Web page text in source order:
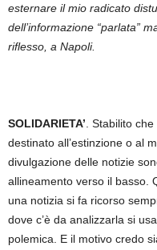
esternare il mio radicato
dell’informazione “parlata”
riflesso, a Napoli.
SOLIDARIETA’ . Stabilito
destinato all’estinzione o al
divulgazione delle notizie
allineamento verso il basso.
una notizia si fa ricorso
dove c’è da analizzarla si
polemica. E il motivo credo